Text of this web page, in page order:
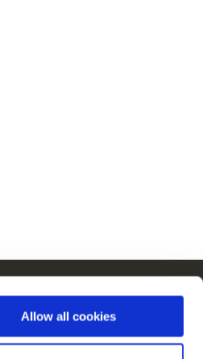
Allow all cookies